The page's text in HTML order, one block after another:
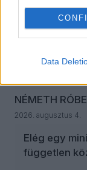
Data
szegény
Úgy is
NÉMETH
2026. augusztus 4.
Elég egy
független